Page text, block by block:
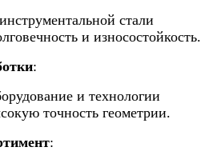
стали
и износостойкость.
:
и технологии
точность геометрии.
: